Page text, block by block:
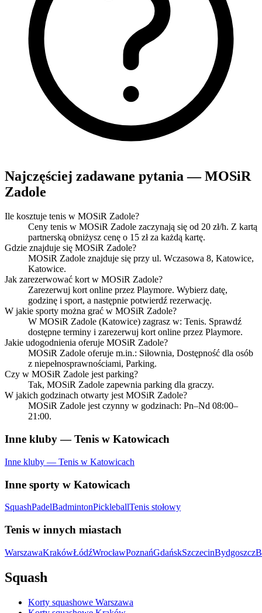
Najczęściej zadawane pytania — MOSiR
Zadole
Ile kosztuje tenis w MOSiR Zadole?
Ceny tenis w MOSiR Zadole zaczynają się od 20 zł/h. Z kartą
partnerską obniżysz cenę o 15 zł za każdą kartę.
Gdzie znajduje się MOSiR Zadole?
MOSiR Zadole znajduje się przy ul. Wczasowa 8, Katowice,
Katowice.
Jak zarezerwować kort w MOSiR Zadole?
Zarezerwuj kort online przez Playmore. Wybierz datę,
godzinę i sport, a następnie potwierdź rezerwację.
W jakie sporty można grać w MOSiR Zadole?
W MOSiR Zadole (Katowice) zagrasz w: Tenis. Sprawdź
dostępne terminy i zarezerwuj kort online przez Playmore.
Jakie udogodnienia oferuje MOSiR Zadole?
MOSiR Zadole oferuje m.in.: Siłownia, Dostępność dla osób
z niepełnosprawnościami, Parking.
Czy w MOSiR Zadole jest parking?
Tak, MOSiR Zadole zapewnia parking dla graczy.
W jakich godzinach otwarty jest MOSiR Zadole?
MOSiR Zadole jest czynny w godzinach: Pn–Nd 08:00–
21:00.
Inne kluby — Tenis w Katowicach
Inne kluby — Tenis w Katowicach
Inne sporty w Katowicach
SquashPadelBadmintonPickleballTenis stołowy
Tenis w innych miastach
WarszawaKrakówŁódźWrocławPoznańGdańskSzczecinBydgoszcz
Squash
Korty squashowe Warszawa